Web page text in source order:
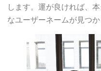
します。運が良ければ、
なユーザーネームが見つか